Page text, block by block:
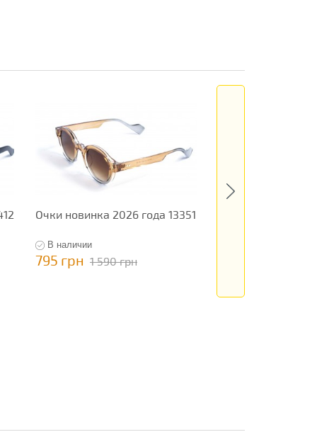
Очки новинка 2026 года 13351
В наличии
795 грн 1 590 грн